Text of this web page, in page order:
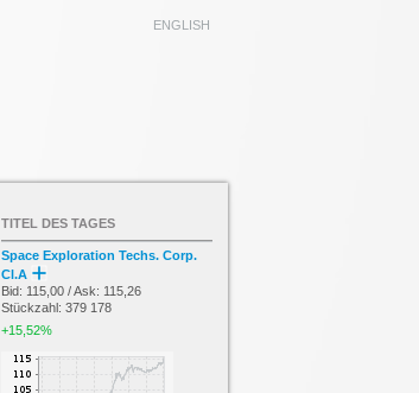
ENGLISH
TITEL DES TAGES
Space Exploration Techs. Corp.
Cl.A
Bid: 115,00 / Ask: 115,26
Stückzahl: 379 178
+15,52%